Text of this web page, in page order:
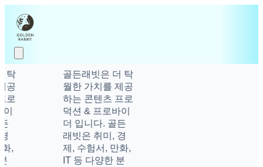
,
골든래빗은 더 탁
월한 가치를 제공
하는 콘텐츠 프로
덕션 & 프로바이
더 입니다. 골든
래빗은 취미, 경
제, 수험서, 만화,
IT 등 다양한 분